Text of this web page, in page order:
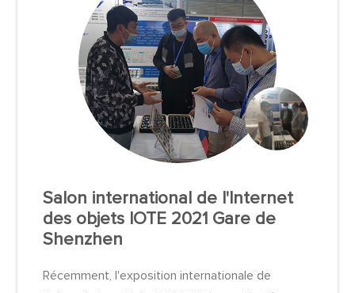
Salon international de l'Internet
des objets IOTE 2021 Gare de
Shenzhen
Récemment, l'exposition internationale de